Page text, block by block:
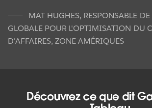
nouveau mode d'utilisation des outils
répondre aux besoins divers et variés de
avec la collaboration des utilisateurs et des
Ce qui différencie
MAT HUGHES, RESPONSABLE
GLOBALE POUR L'OPTIMISATION DU
D'AFFAIRES, ZONE AMÉRIQUES
Découvrez ce que dit